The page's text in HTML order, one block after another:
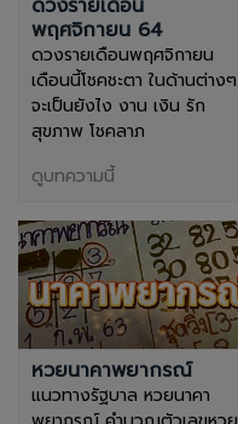
ดวงรายเดือน
พฤศจิกายน 64
ดวงรายเดือนพฤศจิกายน
เดือนนี้โชคชะตา ในด้านต่างๆ
จะเป็นยังไง งาน เงิน รัก
สุขภาพ โชคลาภ
ดูบทความนี้
หวยนาคาพยากรณ์
แนวทางรัฐบาล หวยนาคา